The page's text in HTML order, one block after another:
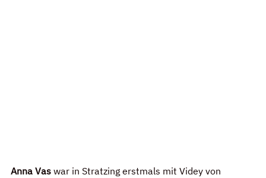
Anna Vas war in Stratzing erstmals mit Videy von